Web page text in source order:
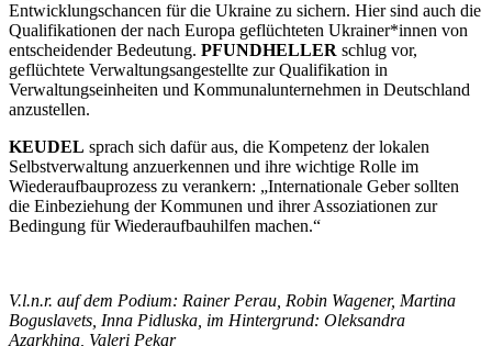
Entwicklungschancen für die Ukraine zu sichern. Hier sind auch die
Qualifikationen der nach Europa geflüchteten Ukrainer*innen von
entscheidender Bedeutung. PFUNDHELLER schlug vor,
geflüchtete Verwaltungsangestellte zur Qualifikation in
Verwaltungseinheiten und Kommunalunternehmen in Deutschland
anzustellen.
KEUDEL sprach sich dafür aus, die Kompetenz der lokalen
Selbstverwaltung anzuerkennen und ihre wichtige Rolle im
Wiederaufbauprozess zu verankern: „Internationale Geber sollten
die Einbeziehung der Kommunen und ihrer Assoziationen zur
Bedingung für Wiederaufbauhilfen machen.“
V.l.n.r. auf dem Podium: Rainer Perau, Robin Wagener, Martina
Boguslavets, Inna Pidluska, im Hintergrund: Oleksandra
Azarkhina, Valeri Pekar